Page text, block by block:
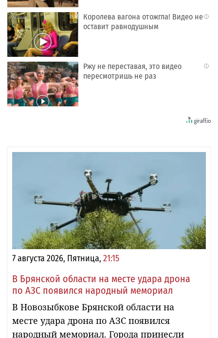
i
Королева вагона отожгла! Видео не
оставит равнодушным
i
Ржу не переставая, это видео
пересмотришь не раз
7 августа 2026, Пятница, 21:15
В Брянской области на месте удара дрона
по АЗС появился народный мемориал
В Новозыбкове Брянской области на
месте удара дрона по АЗС появился
народный мемориал. Города принесли